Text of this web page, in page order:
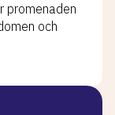
promenaden
och